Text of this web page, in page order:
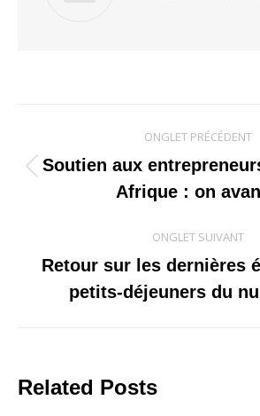
de
commentaire
ONGLET PRÉCÉDENT
Onglet
précédent
Soutien aux
Afrique : on
ONGLET SUIVANT
Onglet
suivant
Retour sur les dernières
petits-déjeuners du
Related Posts